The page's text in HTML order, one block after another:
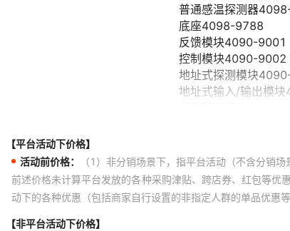
【平台活动下价格】
活动前价格：
（1）非分销场景下，指平台活动（不含分销
前述价格未计算平台发放的各种采购津贴、跨店券、红包等
动下的各种优惠（包括商家自行设置的非指定人群的单品优惠
【非平台活动下价格】